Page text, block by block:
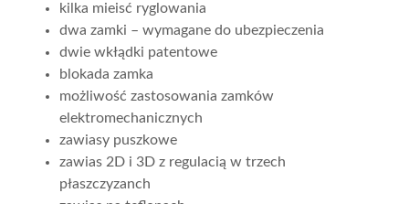
kilka mieisć ryglowania
dwa zamki – wymagane do ubezpieczenia
dwie wkłądki patentowe
blokada zamka
możliwość zastosowania zamków
elektromechanicznych
zawiasy puszkowe
zawias 2D i 3D z regulacią w trzech
płaszczyzanch